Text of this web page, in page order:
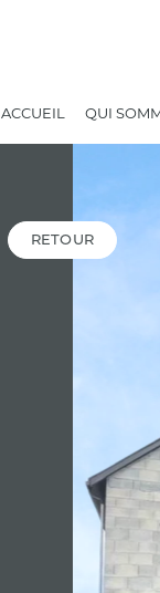
ACCUEIL QUI
RETOUR